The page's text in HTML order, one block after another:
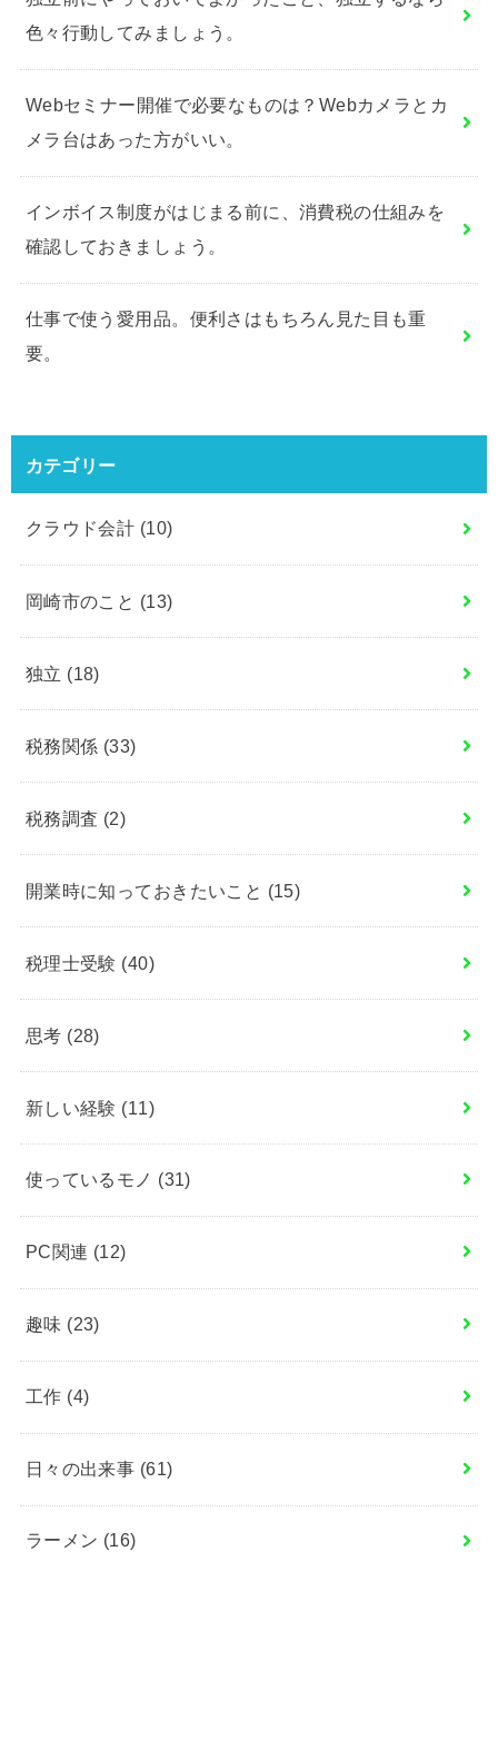
色々行動してみましょう。
Webセミナー開催で必要なものは？Webカメラとカ
メラ台はあった方がいい。
インボイス制度がはじまる前に、消費税の仕組みを
確認しておきましょう。
仕事で使う愛用品。便利さはもちろん見た目も重
要。
カテゴリー
クラウド会計 (10)
岡崎市のこと (13)
独立 (18)
税務関係 (33)
税務調査 (2)
開業時に知っておきたいこと (15)
税理士受験 (40)
思考 (28)
新しい経験 (11)
使っているモノ (31)
PC関連 (12)
趣味 (23)
工作 (4)
日々の出来事 (61)
ラーメン (16)